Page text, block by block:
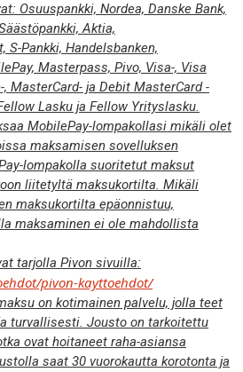
Osuuspankki, Nordea, Danske Bank,
Aktia,
S-Pankki, Handelsbanken,
Masterpass, Pivo, Visa-, Visa
MasterCard- ja Debit MasterCard -
Lasku ja Fellow Yrityslasku.
MobilePay-lompakollasi mikäli olet
maksamisen sovelluksen
lompakolla suoritetut maksut
liitetyltä maksukortilta. Mikäli
maksukortilta epäonnistuu,
maksaminen ei ole mahdollista
tarjolla Pivon sivuilla:
pivon-kayttoehdot/
on kotimainen palvelu, jolla teet
turvallisesti. Jousto on tarkoitettu
ovat hoitaneet raha-asiansa
saat 30 vuorokautta korotonta ja